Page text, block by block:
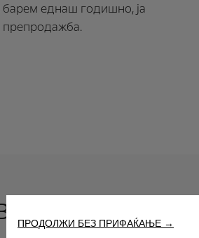
барем еднаш годишно, ја
препродажба.
на
ПРОДОЛЖИ БЕЗ ПРИФАЌАЊЕ →